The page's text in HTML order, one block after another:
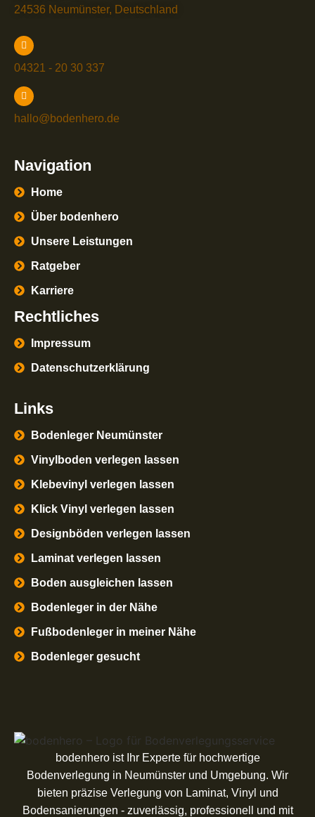
24536 Neumünster, Deutschland
04321 - 20 30 337
hallo@bodenhero.de
Navigation
Home
Über bodenhero
Unsere Leistungen
Ratgeber
Karriere
Rechtliches
Impressum
Datenschutzerklärung
Links
Bodenleger Neumünster
Vinylboden verlegen lassen
Klebevinyl verlegen lassen
Klick Vinyl verlegen lassen
Designböden verlegen lassen
Laminat verlegen lassen
Boden ausgleichen lassen
Bodenleger in der Nähe
Fußbodenleger in meiner Nähe
Bodenleger gesucht
bodenhero ist Ihr Experte für hochwertige
Bodenverlegung in Neumünster und Umgebung. Wir
bieten präzise Verlegung von Laminat, Vinyl und
Bodensanierungen - zuverlässig, professionell und mit